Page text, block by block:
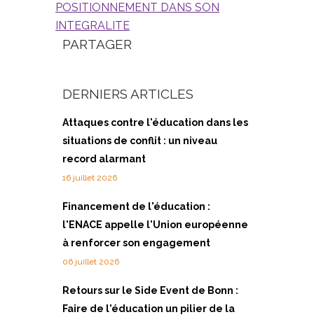
POSITIONNEMENT DANS SON
INTEGRALITE
PARTAGER
DERNIERS ARTICLES
Attaques contre l'éducation dans les
situations de conflit : un niveau
record alarmant
16 juillet 2026
Financement de l'éducation :
l'ENACE appelle l'Union européenne
à renforcer son engagement
06 juillet 2026
Retours sur le Side Event de Bonn :
Faire de l'éducation un pilier de la